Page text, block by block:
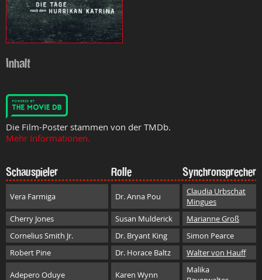
Inhalt
Die Film-Poster stammen von der TMDb.
Mehr Informationen.
Schauspieler Rolle Synchronsprecher
Vera Farmiga Dr. Anna Pou
Claudia Urbschat
Mingues
Cherry Jones
Susan Mulderick
Marianne Groß
Cornelius Smith Jr.
Dr. Bryant King
Simon Pearce
Robert Pine
Dr. Horace Baltz Walter von Hauff
Adepero Oduye Karen Wynn
Malika